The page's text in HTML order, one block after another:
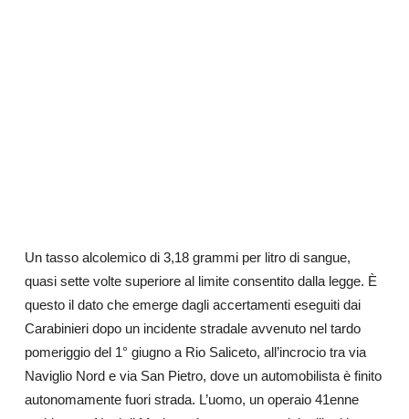
Un tasso alcolemico di 3,18 grammi per litro di sangue,
quasi sette volte superiore al limite consentito dalla legge. È
questo il dato che emerge dagli accertamenti eseguiti dai
Carabinieri dopo un incidente stradale avvenuto nel tardo
pomeriggio del 1° giugno a Rio Saliceto, all’incrocio tra via
Naviglio Nord e via San Pietro, dove un automobilista è finito
autonomamente fuori strada. L’uomo, un operaio 41enne